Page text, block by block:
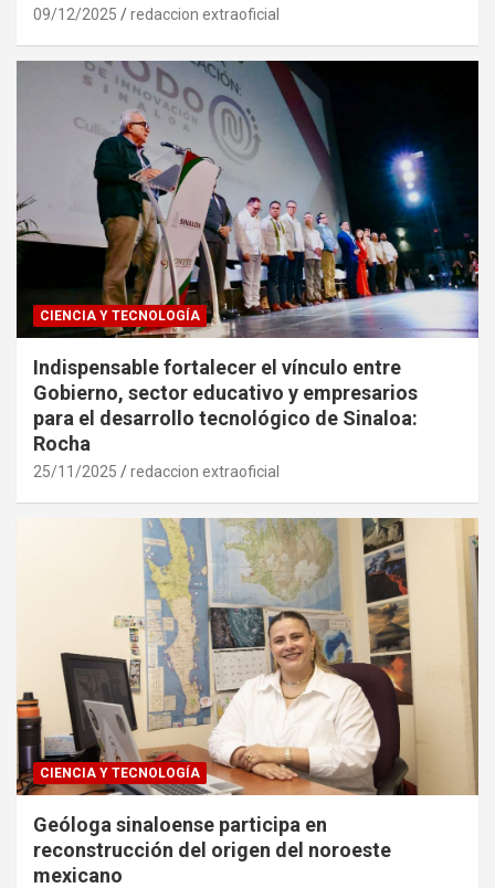
09/12/2025 redaccion extraoficial
CIENCIA Y TECNOLOGÍA
Indispensable fortalecer el vínculo entre
Gobierno, sector educativo y empresarios
para el desarrollo tecnológico de Sinaloa:
Rocha
25/11/2025 redaccion extraoficial
CIENCIA Y TECNOLOGÍA
Geóloga sinaloense participa en
reconstrucción del origen del noroeste
mexicano